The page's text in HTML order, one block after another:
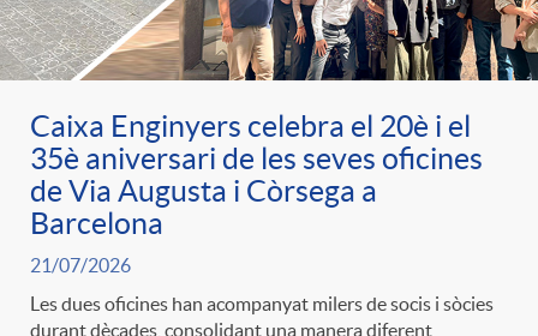
r
a
S
a
ó
p
e
r
t
e
n
i
l
i
c
a
Caixa Enginyers celebra el 20è i el
35è aniversari de les seves oficines
de Via Augusta i Còrsega a
Barcelona
21/07/2026
Les dues oficines han acompanyat milers de socis i sòcies
durant dècades, consolidant una manera diferent